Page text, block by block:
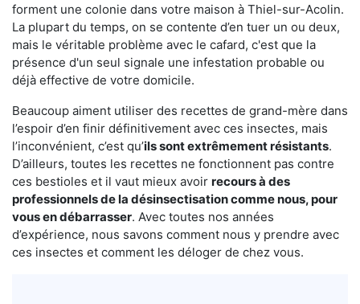
forment une colonie dans votre maison à Thiel-sur-Acolin.
La plupart du temps, on se contente d’en tuer un ou deux,
mais le véritable problème avec le cafard, c'est que la
présence d'un seul signale une infestation probable ou
déjà effective de votre domicile.
Beaucoup aiment utiliser des recettes de grand-mère dans
l’espoir d’en finir définitivement avec ces insectes, mais
l’inconvénient, c’est qu’ils sont extrêmement résistants.
D’ailleurs, toutes les recettes ne fonctionnent pas contre
ces bestioles et il vaut mieux avoir recours à des
professionnels de la désinsectisation comme nous, pour
vous en débarrasser. Avec toutes nos années
d’expérience, nous savons comment nous y prendre avec
ces insectes et comment les déloger de chez vous.